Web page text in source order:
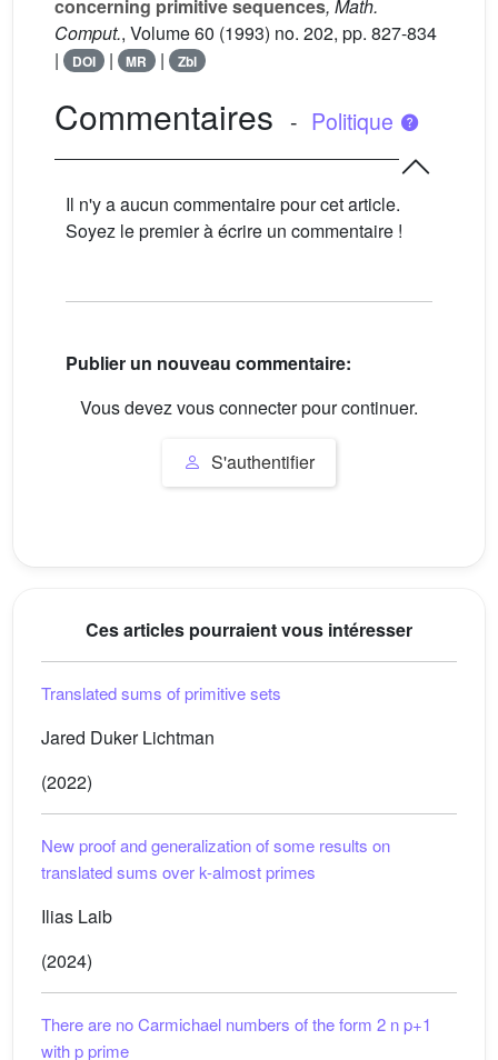
concerning primitive sequences, Math.
Comput., Volume 60 (1993) no. 202, pp. 827-834
|
DOI | MR | Zbl
Commentaires - Politique
Il n'y a aucun commentaire pour cet article.
Soyez le premier à écrire un commentaire !
Publier un nouveau commentaire:
Vous devez vous connecter pour continuer.
S'authentifier
Ces articles pourraient vous intéresser
Translated sums of primitive sets
Jared Duker Lichtman
(2022)
New proof and generalization of some results on
translated sums over k-almost primes
Ilias Laib
(2024)
There are no Carmichael numbers of the form 2 np+1
withpprime